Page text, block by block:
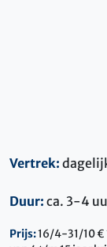
Vertrek:
Duur: ca. 3-4
Prijs:16/4-31/10 €